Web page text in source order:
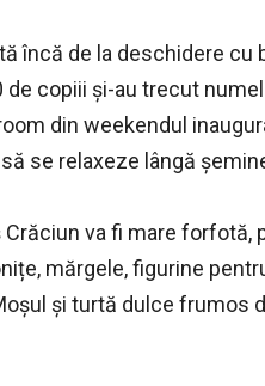
încă de la deschidere cu
copiii și-au trecut
din weekendul
se relaxeze lângă
va fi mare forfotă,
mărgele, figurine
și turtă dulce frumos